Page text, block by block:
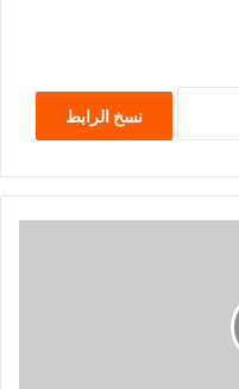
نسخ الرابط